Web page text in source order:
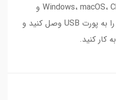
سیستم‌عامل‌ها شامل Windows، macOS، ChromeOS و
Linux.Plug & Play؛ فقط دانگل را به پورت USB وصل کنید و
کار کنید.